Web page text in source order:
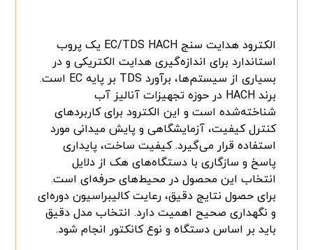
الکترود هدایت سنج EC/TDS HACH یک پروب
استاندارد برای اندازه‌گیری هدایت الکتریکی و در
بسیاری از سیستم‌ها، برآورد TDS بر پایه EC است.
برند HACH در حوزه تجهیزات آنالیز آب
شناخته‌شده است و این الکترود برای کاربردهای
کنترل کیفیت، آزمایشگاهی و پایش میدانی مورد
استفاده قرار می‌گیرد. کیفیت ساخت، پایداری
پاسخ و سازگاری با دستگاه‌های هک از دلایل
انتخاب این محصول در محیط‌های حرفه‌ای است.
برای حصول نتایج دقیق، رعایت کالیبراسیون دوره‌ای
و نگهداری صحیح اهمیت دارد. انتخاب مدل دقیق
باید بر اساس دستگاه و نوع کانکتور انجام شود.